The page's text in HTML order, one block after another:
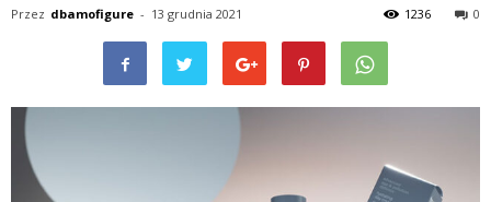
Przez dbamofigure - 13 grudnia 2021 0
1236